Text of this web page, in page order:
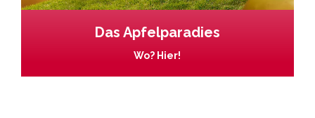
Das Apfelparadies
Wo? Hier!